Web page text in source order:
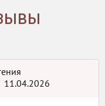
11.04.2026